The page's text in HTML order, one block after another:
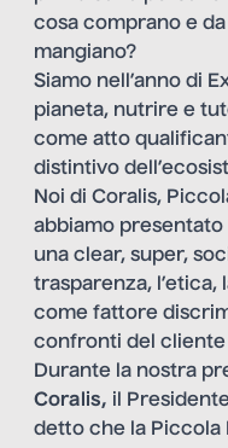
cosa comprano e
mangiano?
Siamo nell’anno di
pianeta, nutrire e
come atto
distintivo
Noi di Coralis,
abbiamo presentato
una clear, super,
trasparenza, l’etica,
come fattore
confronti del
Durante la nostra
Coralis, il
detto che la Piccola